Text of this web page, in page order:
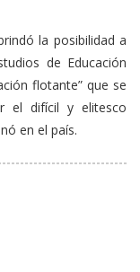
la posibilidad a
de Educación
flotante” que se
el difícil y elitesco
en el país.